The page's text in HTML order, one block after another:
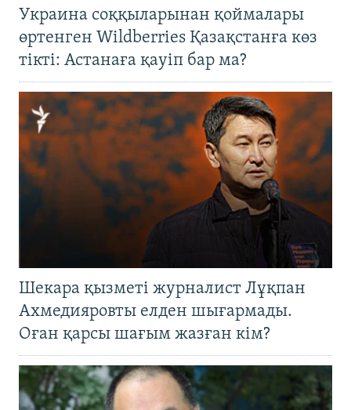
Украина соққыларынан қоймалары
өртенген Wildberries Қазақстанға көз
тікті: Астанаға қауіп бар ма?
Шекара қызметі журналист Лұқпан
Ахмедияровты елден шығармады.
Оған қарсы шағым жазған кім?